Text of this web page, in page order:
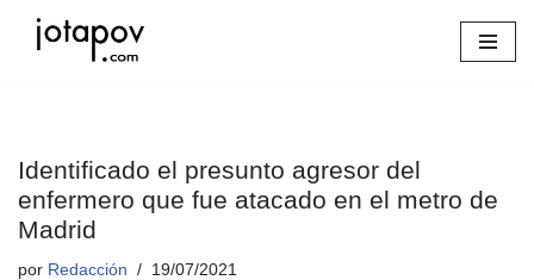
Identificado el presunto agresor del
enfermero que fue atacado en el metro de
Madrid
por Redacción 19/07/2021